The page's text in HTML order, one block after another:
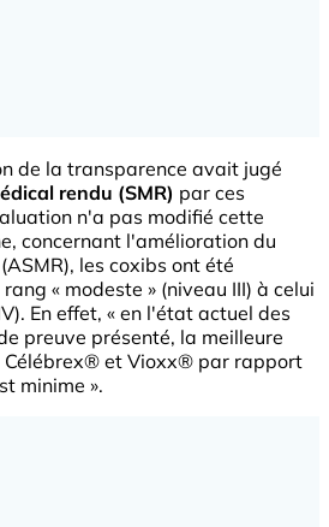
de la transparence avait jugé
rendu (SMR) par ces
n'a pas modifié cette
concernant l'amélioration du
les coxibs ont été
« modeste » (niveau III) à celui
En effet, « en l'état actuel des
preuve présenté, la meilleure
Célébrex® et Vioxx® par rapport
minime ».